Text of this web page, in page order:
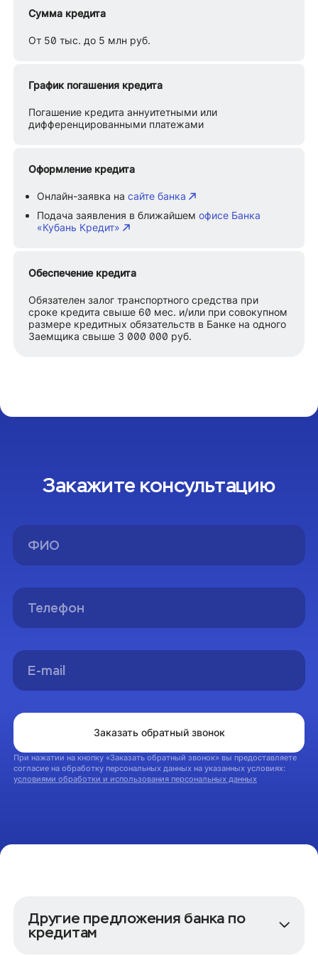
Сумма кредита
От 50 тыс. до 5 млн руб.
График погашения кредита
Погашение кредита аннуитетными или
дифференцированными платежами
Оформление кредита
Онлайн-заявка насайте банка
Подача заявления в ближайшемофисе Банка
«Кубань Кредит»
Обеспечение кредита
Обязателен залог транспортного средства при
сроке кредита свыше 60 мес. и/или при совокупном
размере кредитных обязательств в Банке на одного
Заемщика свыше 3 000 000 руб.
Закажите консультацию
При нажатии на кнопку «Заказать обратный звонок» вы предоставляете
согласие на обработку персональных данных на указанных условиях:
условиями обработки и использования персональных данных
Заказать обратный звонок
На главную
Другие предложения банка по
кредитам